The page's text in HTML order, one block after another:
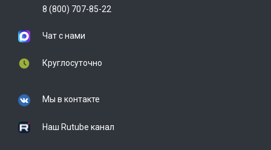
8 (800) 707-85-22
Чат с нами
Круглосуточно
Мы в контакте
Наш Rutube канал